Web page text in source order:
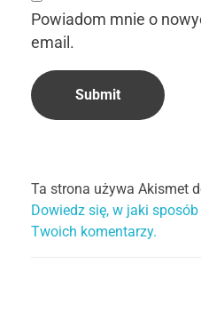
Powiadom mnie o
email.
Ta strona używa Akismet
Dowiedz się, w jaki
Twoich komentarzy.